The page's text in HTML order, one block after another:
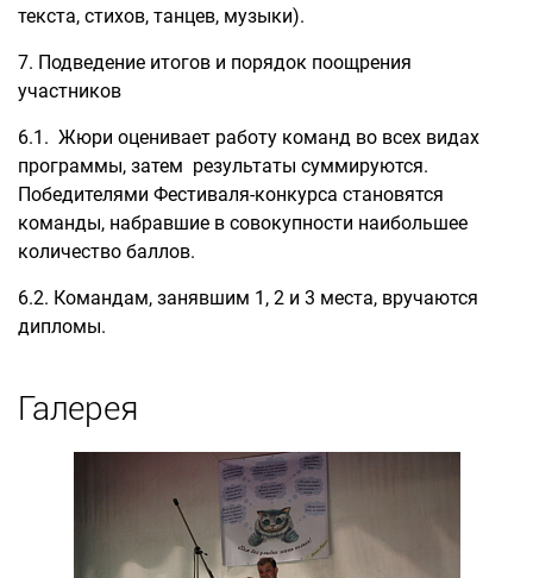
текста, стихов, танцев, музыки).
7. Подведение итогов и порядок поощрения
участников
6.1. Жюри оценивает работу команд во всех видах
программы, затем результаты суммируются.
Победителями Фестиваля-конкурса становятся
команды, набравшие в совокупности наибольшее
количество баллов.
6.2. Командам, занявшим 1, 2 и 3 места, вручаются
дипломы.
Галерея